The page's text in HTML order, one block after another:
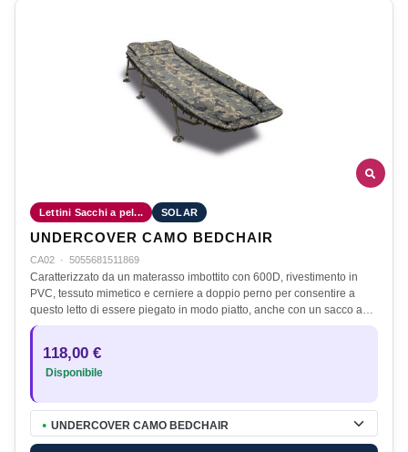
Lettini Sacchi a pel... SOLAR
UNDERCOVER CAMO BEDCHAIR
CA02 · 5055681511869
Caratterizzato da un materasso imbottito con 600D, rivestimento in
PVC, tessuto mimetico e cerniere a doppio perno per consentire a
questo letto di essere piegato in modo piatto, anche con un sacco a…
118,00 €
Disponibile
● UNDERCOVER CAMO BEDCHAIR